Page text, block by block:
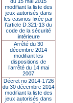
modifiant la liste des
jeux autorisés dans
les casinos fixée par
l’article D.321-13 du
code de la sécurité
intérieure
Arrêté du 30
décembre 2014
modifiant les
dispositions de
l’arrêté du 14 mai
2007
Décret no 2014-1726
du 30 décembre 2014
modifiant la liste des
jeux autorisés dans